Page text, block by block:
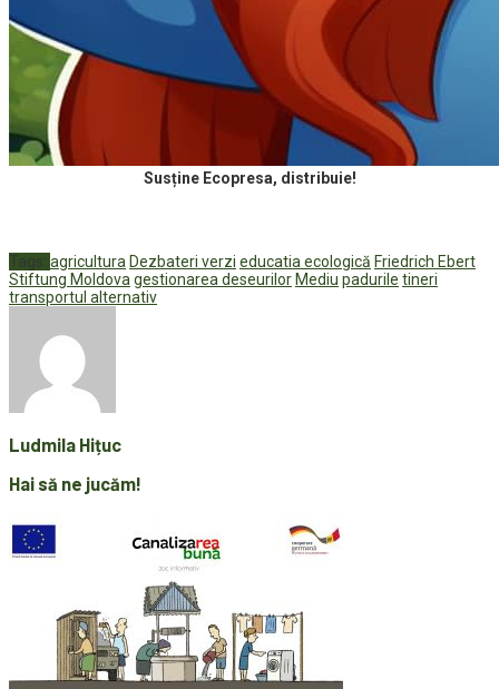
Susține Ecopresa, distribuie!
Tags: agricultura Dezbateri verzi educatia ecologică Friedrich Ebert
Stiftung Moldova gestionarea deseurilorMediu padurile tineri
transportul alternativ
Ludmila Hițuc
Hai să ne jucăm!